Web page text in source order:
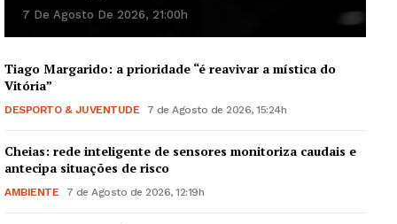
7 De Agosto De 2026, 21:00h
Tiago Margarido: a prioridade “é reavivar a mística do
Vitória”
DESPORTO & JUVENTUDE 7 de Agosto de 2026, 15:24h
Cheias: rede inteligente de sensores monitoriza caudais e
antecipa situações de risco
AMBIENTE 7 de Agosto de 2026, 12:19h